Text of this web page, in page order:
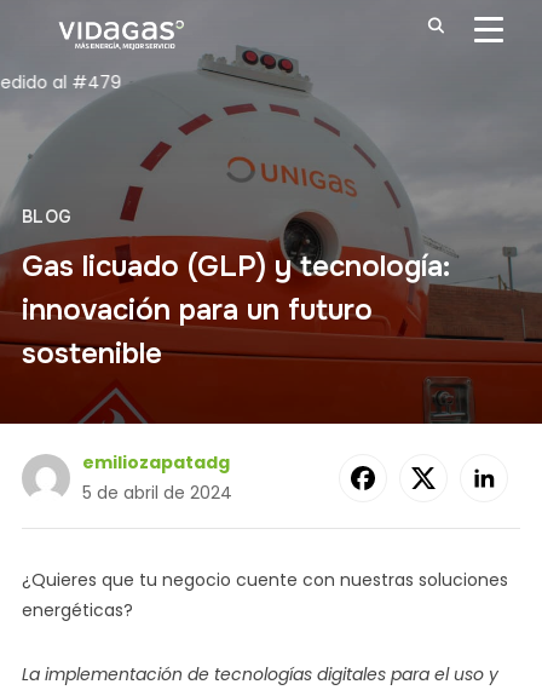
BLOG
Gas licuado (GLP) y tecnología:
innovación para un futuro
sostenible
emiliozapatadg
5 de abril de 2024
¿Quieres que tu negocio cuente con nuestras soluciones
energéticas?
La implementación de tecnologías digitales para el uso y